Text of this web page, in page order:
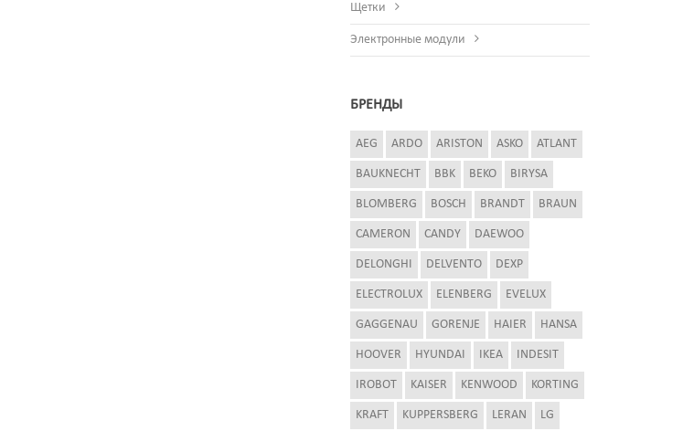
Щетки
Электронные модули
БРЕНДЫ
AEG ARDO ARISTON ASKO ATLANT
BAUKNECHT BBK BEKO BIRYSA
BLOMBERG BOSCH BRANDT BRAUN
CAMERON CANDY DAEWOO
DELONGHI DELVENTO DEXP
ELECTROLUX ELENBERG EVELUX
GAGGENAU GORENJE HAIER HANSA
HOOVER HYUNDAI IKEA INDESIT
IROBOT KAISER KENWOOD KORTING
KRAFT KUPPERSBERG LERAN LG